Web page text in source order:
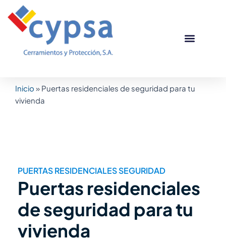
contenido
Inicio » Puertas residenciales de seguridad para tu
vivienda
PUERTAS RESIDENCIALES SEGURIDAD
Puertas residenciales
de seguridad para tu
vivienda